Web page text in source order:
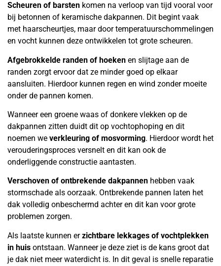
Scheuren of barsten komen na verloop van tijd vooral voor
bij betonnen of keramische dakpannen. Dit begint vaak
met haarscheurtjes, maar door temperatuurschommelingen
en vocht kunnen deze ontwikkelen tot grote scheuren.
Afgebrokkelde randen of hoeken en slijtage aan de
randen zorgt ervoor dat ze minder goed op elkaar
aansluiten. Hierdoor kunnen regen en wind zonder moeite
onder de pannen komen.
Wanneer een groene waas of donkere vlekken op de
dakpannen zitten duidt dit op vochtophoping en dit
noemen we verkleuring of mosvorming. Hierdoor wordt het
verouderingsproces versnelt en dit kan ook de
onderliggende constructie aantasten.
Verschoven of ontbrekende dakpannen hebben vaak
stormschade als oorzaak. Ontbrekende pannen laten het
dak volledig onbeschermd achter en dit kan voor grote
problemen zorgen.
Als laatste kunnen erzichtbare lekkages of vochtplekken
in huis ontstaan. Wanneer je deze ziet is de kans groot dat
je dak niet meer waterdicht is. In dit geval is snelle reparatie